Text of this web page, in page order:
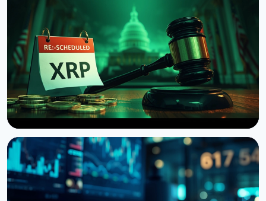
НОВОСТЬ
Сенат США отложил голосование по Clarity Act
до сентября
7 августа 2026 г.4 мин чтения